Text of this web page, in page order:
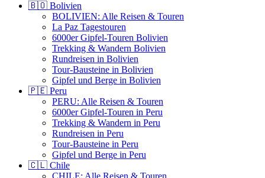
🇧🇴 Bolivien
BOLIVIEN: Alle Reisen & Touren
La Paz Tagestouren
6000er Gipfel-Touren Bolivien
Trekking & Wandern Bolivien
Rundreisen in Bolivien
Tour-Bausteine in Bolivien
Gipfel und Berge in Bolivien
🇵🇪 Peru
PERU: Alle Reisen & Touren
6000er Gipfel-Touren in Peru
Trekking & Wandern in Peru
Rundreisen in Peru
Tour-Bausteine in Peru
Gipfel und Berge in Peru
🇨🇱 Chile